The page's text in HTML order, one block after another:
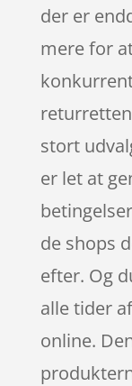
der er
mere for
stort
er let at
de shops
efter. Og
alle tider
online.